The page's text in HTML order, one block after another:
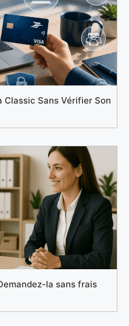
Classic Sans Vérifier Son
la sans frais